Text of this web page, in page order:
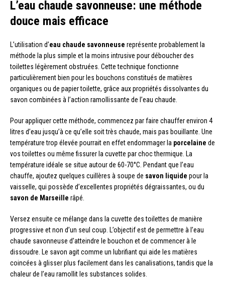
L’eau chaude savonneuse: une méthode
douce mais efficace
L’utilisation d’eau chaude savonneuse représente probablement la
méthode la plus simple et la moins intrusive pour déboucher des
toilettes légèrement obstruées. Cette technique fonctionne
particulièrement bien pour les bouchons constitués de matières
organiques ou de papier toilette, grâce aux propriétés dissolvantes du
savon combinées à l’action ramollissante de l’eau chaude.
Pour appliquer cette méthode, commencez par faire chauffer environ 4
litres d’eau jusqu’à ce qu’elle soit très chaude, mais pas bouillante. Une
température trop élevée pourrait en effet endommager la porcelaine de
vos toilettes ou même fissurer la cuvette par choc thermique. La
température idéale se situe autour de 60-70°C. Pendant que l’eau
chauffe, ajoutez quelques cuillères à soupe de savon liquide pour la
vaisselle, qui possède d’excellentes propriétés dégraissantes, ou du
savon de Marseille râpé.
Versez ensuite ce mélange dans la cuvette des toilettes de manière
progressive et non d’un seul coup. L’objectif est de permettre à l’eau
chaude savonneuse d’atteindre le bouchon et de commencer à le
dissoudre. Le savon agit comme un lubrifiant qui aide les matières
coincées à glisser plus facilement dans les canalisations, tandis que la
chaleur de l’eau ramollit les substances solides.